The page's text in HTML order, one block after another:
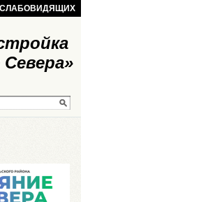
на сайте